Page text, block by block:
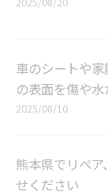
車のシートや
の表面を傷や
2025/08/10
熊本県でリペ
せください